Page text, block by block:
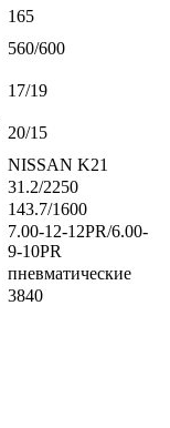
165
560/600
17/19
20/15
NISSAN K21
31.2/2250
143.7/1600
7.00-12-12PR/6.00-
9-10PR
пневматические
3840